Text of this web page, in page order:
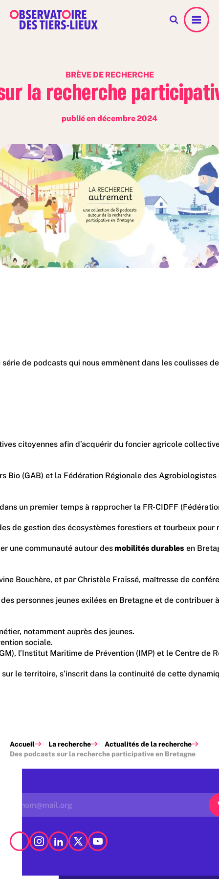
Menu
BRÈVE DE RECHERCHE
la recherche
publié en décembre 2024
de podcasts qui nous emmènent dans les
citoyennes afin d’acquérir du foncier agricole
(GAB) et la Fédération Régionale des
un premier temps à rapprocher la FR-CIDFF
gestion des écosystèmes forestiers et tourbeux
une communauté autour desmobilités durables en
Bouchère, et par Christèle Fraïssé, maîtresse de
personnes jeunes exilées en Bretagne et de
notamment auprès des jeunes.
sociale.
Maritime de Prévention (IMP) et le Centre
territoire, s’inscrit dans la continuité de cette
Accueil La recherche
Actualités de la recherche
Des podcasts sur la recherche participative en Bretagne